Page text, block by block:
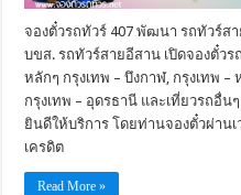
จองตั๋วรถทัวร์ 407 พัฒนา รถทัวร์ส
บขส. รถทัวร์สายอีสาน เปิดจองตั๋ว
หลักๆ กรุงเทพ – บึงกาฬ, กรุงเทพ –
กรุงเทพ – อุดรธานี และเที่ยวรถอื่
ยินดีให้บริการ โดยท่านจองตั๋วผ่าน
เครดิต
Read More »